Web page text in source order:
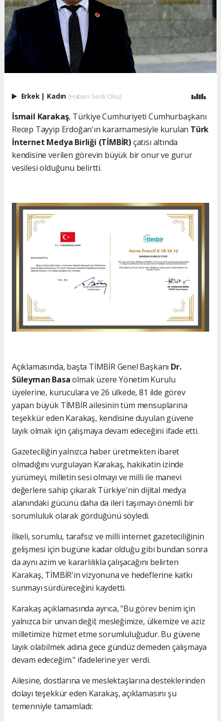
Erkek | Kadın (Haberi Sesli Oku)
İsmail Karakaş, Türkiye Cumhuriyeti Cumhurbaşkanı
Recep Tayyip Erdoğan'ın kararnamesiyle kurulan Türk
İnternet Medya Birliği (TİMBİR)çatısı altında
kendisine verilen görevin büyük bir onur ve gurur
vesilesi olduğunu belirtti.
Açıklamasında, başta TİMBİR Genel Başkanı Dr.
Süleyman Basaolmak üzere Yönetim Kurulu
üyelerine, kuruculara ve 26 ülkede, 81 ilde görev
yapan büyük TİMBİR ailesinin tüm mensuplarına
teşekkür eden Karakaş, kendisine duyulan güvene
layık olmak için çalışmaya devam edeceğini ifade etti.
Gazeteciliğin yalnızca haber üretmekten ibaret
olmadığını vurgulayan Karakaş, hakikatin izinde
yürümeyi, milletin sesi olmayı ve milli ile manevi
değerlere sahip çıkarak Türkiye'nin dijital medya
alanındaki gücünü daha da ileri taşımayı önemli bir
sorumluluk olarak gördüğünü söyledi.
İlkeli, sorumlu, tarafsız ve milli internet gazeteciliğinin
gelişmesi için bugüne kadar olduğu gibi bundan sonra
da aynı azim ve kararlılıkla çalışacağını belirten
Karakaş, TİMBİR'in vizyonuna ve hedeflerine katkı
sunmayı sürdüreceğini kaydetti.
Karakaş açıklamasında ayrıca, "Bu görev benim için
yalnızca bir unvan değil; mesleğimize, ülkemize ve aziz
milletimize hizmet etme sorumluluğudur. Bu güvene
layık olabilmek adına gece gündüz demeden çalışmaya
devam edeceğim." ifadelerine yer verdi.
Ailesine, dostlarına ve meslektaşlarına desteklerinden
dolayı teşekkür eden Karakaş, açıklamasını şu
temenniyle tamamladı: